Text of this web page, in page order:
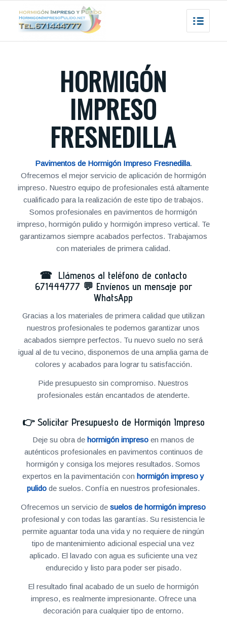
HORMIGÓN
IMPRESO
FRESNEDILLA
Pavimentos de Hormigón Impreso Fresnedilla.
Ofrecemos el mejor servicio de aplicación de hormigón
impreso. Nuestro equipo de profesionales está altamente
cualificado para la realización de este tipo de trabajos.
Somos profesionales en pavimentos de hormigón
impreso, hormigón pulido y hormigón impreso vertical. Te
garantizamos siempre acabados perfectos. Trabajamos
con materiales de primera calidad.
☎ Llámenos al teléfono de contacto
671444777 💬 Envíenos un mensaje por
WhatsApp
Gracias a los materiales de primera calidad que utilizan
nuestros profesionales te podemos garantizar unos
acabados siempre perfectos. Tu nuevo suelo no será
igual al de tu vecino, disponemos de una amplia gama de
colores y acabados para lograr tu satisfacción.
Pide presupuesto sin compromiso. Nuestros
profesionales están encantados de atenderte.
👉 Solicitar Presupuesto de Hormigón Impreso
Deje su obra dehormigón impreso en manos de
auténticos profesionales en pavimentos continuos de
hormigón y consiga los mejores resultados. Somos
expertos en la pavimentación conhormigón impreso y
pulido de suelos. Confía en nuestros profesionales.
Ofrecemos un servicio desuelos de hormigón impreso
profesional y con todas las garantías. Su resistencia le
permite aguantar toda una vida y no requiere de ningún
tipo de mantenimiento adicional especial una vez
aplicado. El lavado con agua es suficiente una vez
endurecido y listo para poder ser pisado.
El resultado final acabado de un suelo de hormigón
impreso, es realmente impresionante. Ofrece una
decoración para cualquier tipo de entorno.